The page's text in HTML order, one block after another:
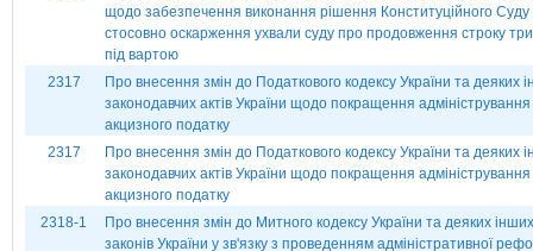
щодо забезпечення виконання рішення Конституційного Суду
стосовно оскарження ухвали суду про продовження строку
під вартою
2317
Про внесення змін до Податкового кодексу України та деяких
законодавчих актів України щодо покращення адміністрування
акцизного податку
2317
Про внесення змін до Податкового кодексу України та деяких
законодавчих актів України щодо покращення адміністрування
акцизного податку
2318-1
Про внесення змін до Митного кодексу України та деяких інших
законів України у зв'язку з проведенням адміністративної